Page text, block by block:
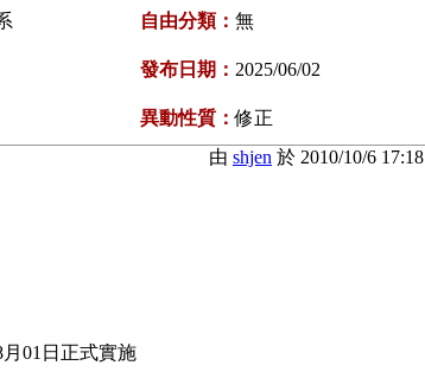
自由分類： 無
發布日期： 2025/06/02
異動性質：修正
由 shjen 於 2010/10/6
01日正式實施